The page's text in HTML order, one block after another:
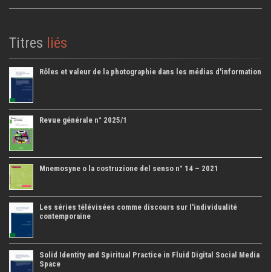
Titres liés
Rôles et valeur de la photographie dans les médias d'information
Revue générale n° 2025/1
Mnemosyne o la costruzione del senso n° 14 – 2021
Les séries télévisées comme discours sur l'individualité
contemporaine
Solid Identity and Spiritual Practice in Fluid Digital Social Media
Space